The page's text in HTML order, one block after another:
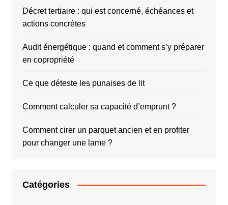
Décret tertiaire : qui est concerné, échéances et
actions concrètes
Audit énergétique : quand et comment s’y préparer
en copropriété
Ce que déteste les punaises de lit
Comment calculer sa capacité d’emprunt ?
Comment cirer un parquet ancien et en profiter
pour changer une lame ?
Catégories